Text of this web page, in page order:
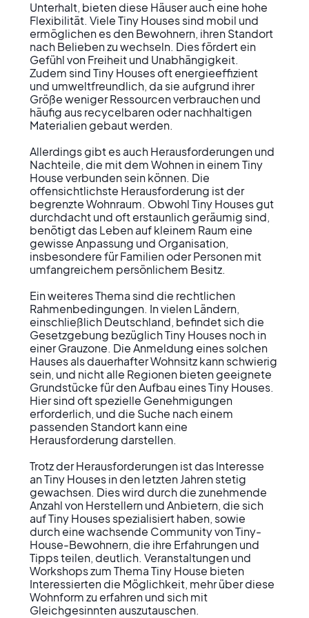
Unterhalt, bieten diese Häuser auch eine hohe
Flexibilität. Viele Tiny Houses sind mobil und
ermöglichen es den Bewohnern, ihren Standort
nach Belieben zu wechseln. Dies fördert ein
Gefühl von Freiheit und Unabhängigkeit.
Zudem sind Tiny Houses oft energieeffizient
und umweltfreundlich, da sie aufgrund ihrer
Größe weniger Ressourcen verbrauchen und
häufig aus recycelbaren oder nachhaltigen
Materialien gebaut werden.
Allerdings gibt es auch Herausforderungen und
Nachteile, die mit dem Wohnen in einem Tiny
House verbunden sein können. Die
offensichtlichste Herausforderung ist der
begrenzte Wohnraum. Obwohl Tiny Houses gut
durchdacht und oft erstaunlich geräumig sind,
benötigt das Leben auf kleinem Raum eine
gewisse Anpassung und Organisation,
insbesondere für Familien oder Personen mit
umfangreichem persönlichem Besitz.
Ein weiteres Thema sind die rechtlichen
Rahmenbedingungen. In vielen Ländern,
einschließlich Deutschland, befindet sich die
Gesetzgebung bezüglich Tiny Houses noch in
einer Grauzone. Die Anmeldung eines solchen
Hauses als dauerhafter Wohnsitz kann schwierig
sein, und nicht alle Regionen bieten geeignete
Grundstücke für den Aufbau eines Tiny Houses.
Hier sind oft spezielle Genehmigungen
erforderlich, und die Suche nach einem
passenden Standort kann eine
Herausforderung darstellen.
Trotz der Herausforderungen ist das Interesse
an Tiny Houses in den letzten Jahren stetig
gewachsen. Dies wird durch die zunehmende
Anzahl von Herstellern und Anbietern, die sich
auf Tiny Houses spezialisiert haben, sowie
durch eine wachsende Community von Tiny-
House-Bewohnern, die ihre Erfahrungen und
Tipps teilen, deutlich. Veranstaltungen und
Workshops zum Thema Tiny House bieten
Interessierten die Möglichkeit, mehr über diese
Wohnform zu erfahren und sich mit
Gleichgesinnten auszutauschen.